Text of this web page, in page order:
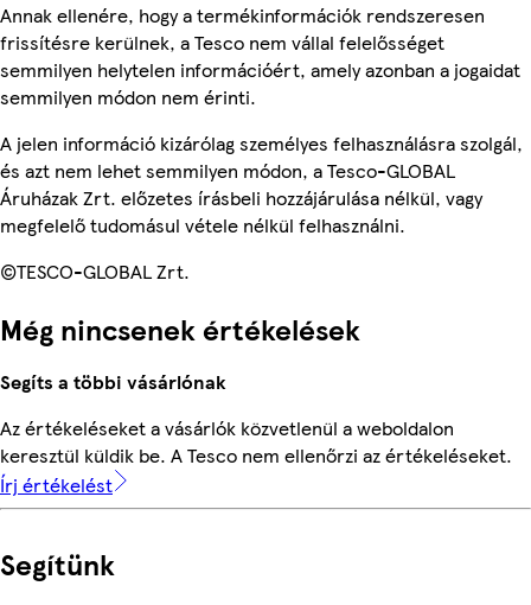
Annak ellenére, hogy a termékinformációk rendszeresen
frissítésre kerülnek, a Tesco nem vállal felelősséget
semmilyen helytelen információért, amely azonban a jogaidat
semmilyen módon nem érinti.
A jelen információ kizárólag személyes felhasználásra szolgál,
és azt nem lehet semmilyen módon, a Tesco-GLOBAL
Áruházak Zrt. előzetes írásbeli hozzájárulása nélkül, vagy
megfelelő tudomásul vétele nélkül felhasználni.
©TESCO-GLOBAL Zrt.
Még nincsenek értékelések
Segíts a többi vásárlónak
Az értékeléseket a vásárlók közvetlenül a weboldalon
keresztül küldik be. A Tesco nem ellenőrzi az értékeléseket.
Írj értékelést
Segítünk